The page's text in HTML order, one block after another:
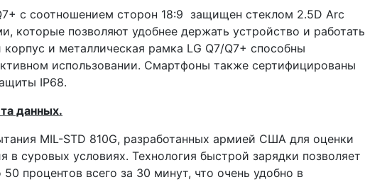
c соотношением сторон 18:9 защищен стеклом 2.5D Arc
которые позволяют удобнее держать устройство и работать
и металлическая рамка LG Q7/Q7+ способны
использовании. Смартфоны также сертифицированы
IP68.
данных.
MIL-STD 810G, разработанных армией США для оценки
в суровых условиях. Технология быстрой зарядки позволяет
процентов всего за 30 минут, что очень удобно в